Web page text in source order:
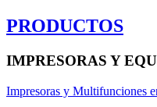
PRODUCTOS
IMPRESORAS Y
Impresoras y Multifunciones